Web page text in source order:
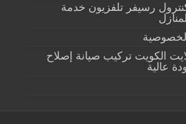
رسيفر تلفزيون خدمة
الكويت تركيب صيانة إصلاح
عالية